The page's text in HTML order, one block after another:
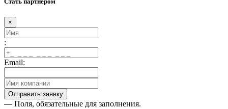
×
:
Email:
— Поля, обязательные для заполнения.